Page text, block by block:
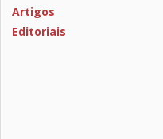
Artigos
Editoriais